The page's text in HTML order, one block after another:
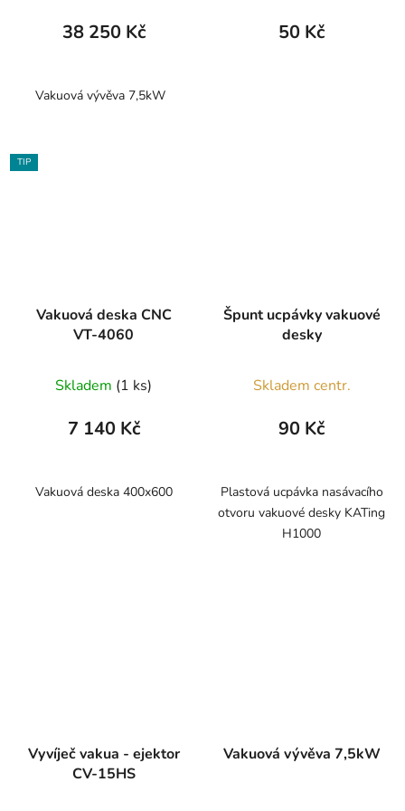
38 250 Kč
Vakuová vývěva 7,5kW
50 Kč
TIP
Vakuová deska CNC
VT-4060
hodnocení
produktu
z
Skladem (1 ks)
7 140 Kč
Vakuová deska 400x600
Špunt ucpávky vakuové
desky
Skladem centr.
90 Kč
Plastová ucpávka nasávacího
otvoru vakuové desky KATing
H1000
Vyvíječ vakua - ejektor
CV-15HS
Vakuová vývěva 7,5kW